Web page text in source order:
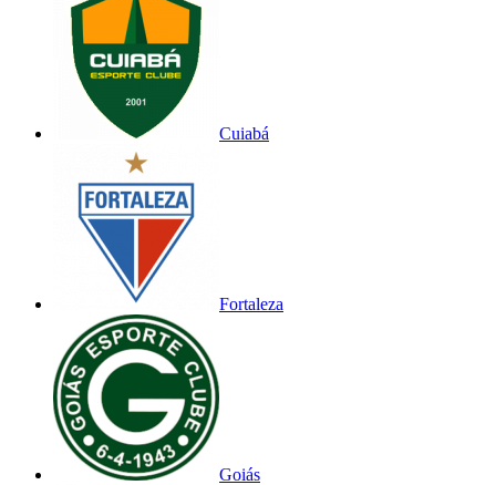
Cuiabá
Fortaleza
Goiás